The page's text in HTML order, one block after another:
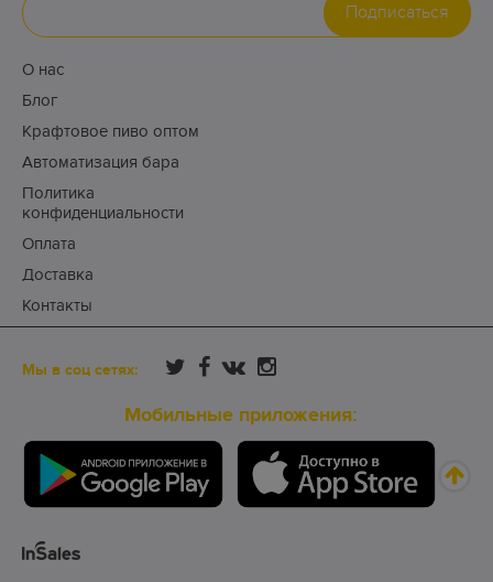
Подписаться
О нас
Блог
Крафтовое пиво оптом
Автоматизация бара
Политика
конфиденциальности
Оплата
Доставка
Контакты
Мы в соц сетях:
Мобильные приложения: